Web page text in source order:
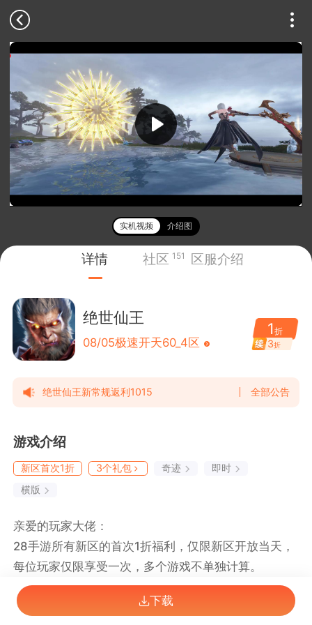
实机视频 介绍图
详情 社区 151 区服介绍
绝世仙王
08/05极速开天60_4区 3折
1折
绝世仙王新常规返利1015 全部公告
游戏介绍
新区首次1折 3个礼包 奇迹
即时
横版
亲爱的玩家大佬：
28手游所有新区的首次1折福利，仅限新区开放当天，
每位玩家仅限享受一次，多个游戏不单独计算。
若您从未享受过1折福利，但进新区充值时发现并非1
折；或您已用过1折，但后续付费金额较高，可前往首
下载